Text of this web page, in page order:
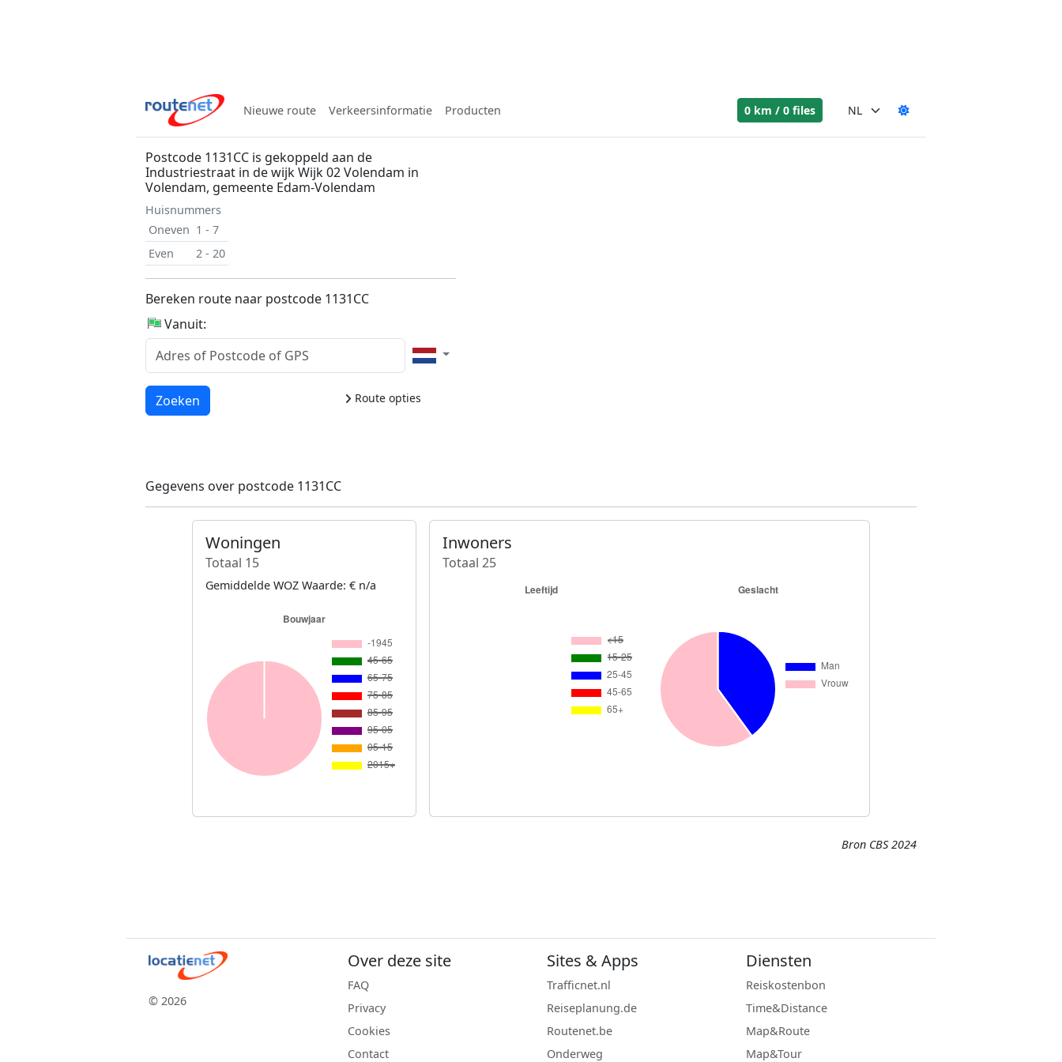
Nieuwe route Verkeersinformatie Producten 0 km / 0 files
Postcode 1131CC is gekoppeld aan de
Industriestraat in de wijk Wijk 02 Volendam in
Volendam, gemeente Edam-Volendam
Huisnummers
Oneven 1 - 7
Even
2 - 20
Bereken route naar postcode 1131CC
Vanuit:
Route opties
Laden...
Zoeken
Gegevens over postcode 1131CC
Woningen
Totaal 15
Gemiddelde WOZ Waarde: € n/a
Inwoners
Totaal 25
Bron CBS 2024
© 2026
Over deze site
FAQ
Privacy
Cookies
Contact
Sites & Apps
Trafficnet.nl
Reiseplanung.de
Routenet.be
Onderweg
Diensten
Reiskostenbon
Time&Distance
Map&Route
Map&Tour